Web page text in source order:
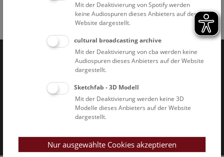
Follow us on Facebook
Bluesky Google
Naturhistorisches Museum Wien © 2026
Impressum & AGB
Datenschutz
Mit der Deaktivierung von Spotify werden
keine Audiospuren dieses Anbieters auf der
Website dargestellt.
cultural broadcasting archive
Mit der Deaktivierung von cba werden keine
Audiospuren dieses Anbieters auf der Website
dargestellt.
Sketchfab - 3D Modell
Mit der Deaktivierung werden keine 3D
Modelle dieses Anbieters auf der Website
dargestellt.
Nur ausgewählte Cookies akzeptieren